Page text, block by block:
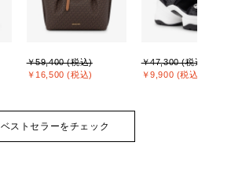
￥59,400 (税込)
￥16,500 (税込)
￥47,300 (税込)
￥9,900 (税込)
ベストセラーをチェック